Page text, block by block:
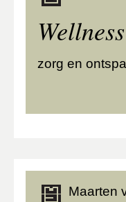
zorg en
Maarten